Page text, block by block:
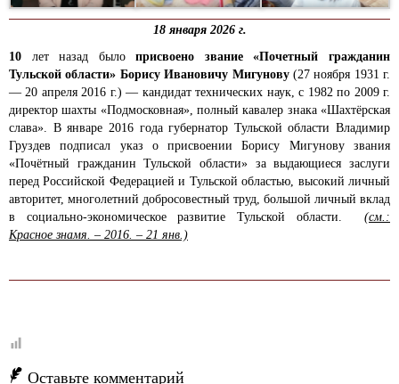
18 января 2026 г.
10 лет назад былоприсвоено звание «Почетный гражданин
Тульской области» Борису Ивановичу Мигунову(27 ноября 1931 г.
— 20 апреля 2016 г.) — кандидат технических наук, с 1982 по 2009 г.
директор шахты «Подмосковная», полный кавалер знака «Шахтёрская
слава». В январе 2016 года губернатор Тульской области Владимир
Груздев подписал указ о присвоении Борису Мигунову звания
«Почётный гражданин Тульской области» за выдающиеся заслуги
перед Российской Федерацией и Тульской областью, высокий личный
авторитет, многолетний добросовестный труд, большой личный вклад
в социально-экономическое развитие Тульской области. (см.:
Красное знамя. – 2016. – 21 янв.)
Оставьте комментарий